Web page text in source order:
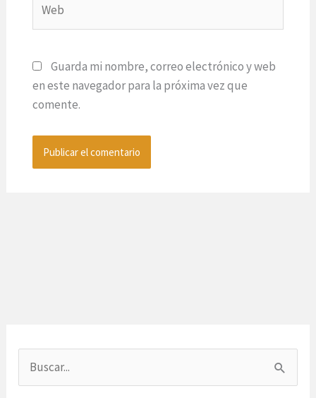
Guarda mi nombre, correo electrónico y web
en este navegador para la próxima vez que
comente.